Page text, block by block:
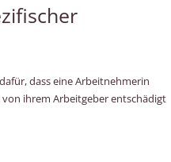
dass eine Arbeitnehmerin
ihrem Arbeitgeber entschädigt